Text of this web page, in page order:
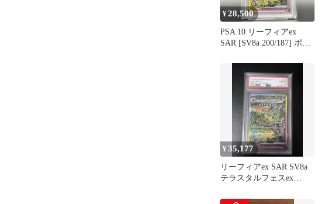
¥28,500
PSA 10 リーフィアex
SAR [SV8a 200/187] ポケ
¥35,177
リーフィアex SAR SV8a
テラスタルフェスex